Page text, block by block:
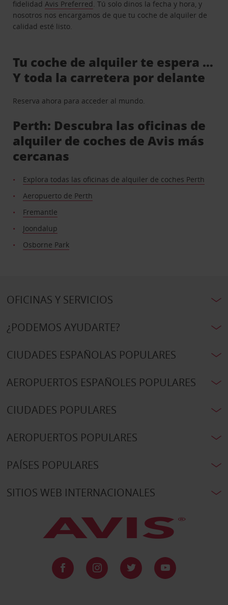
fidelidadAvis Preferred. Tú solo dinos la fecha y hora, y
nosotros nos encargamos de que tu coche de alquiler de
calidad esté listo.
Tu coche de alquiler te espera …
Y toda la carretera por delante
Reserva ahora para acceder al mundo.
Perth: Descubra las oficinas de
alquiler de coches de Avis más
cercanas
Explora todas las oficinas de alquiler de coches Perth
Aeropuerto de Perth
Fremantle
Joondalup
Osborne Park
OFICINAS Y SERVICIOS
¿PODEMOS AYUDARTE?
CIUDADES ESPAÑOLAS POPULARES
AEROPUERTOS ESPAÑOLES POPULARES
CIUDADES POPULARES
AEROPUERTOS POPULARES
PAÍSES POPULARES
SITIOS WEB INTERNACIONALES